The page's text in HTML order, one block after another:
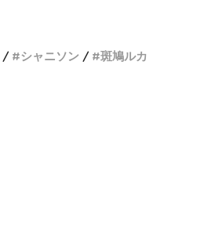
シャニソン 斑鳩ルカ